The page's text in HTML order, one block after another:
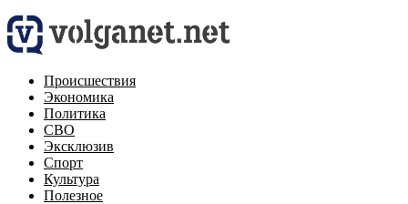
Происшествия
Экономика
Политика
СВО
Эксклюзив
Спорт
Культура
Полезное